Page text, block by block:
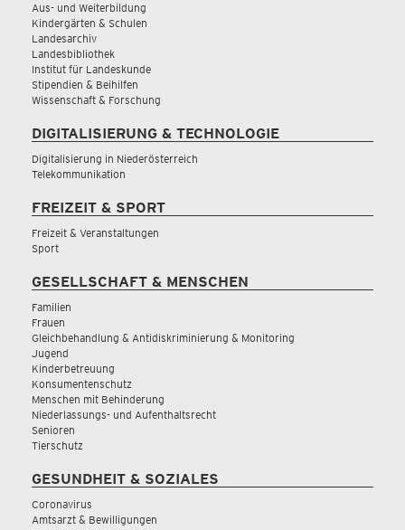
Aus- und Weiterbildung
Kindergärten & Schulen
Landesarchiv
Landesbibliothek
Institut für Landeskunde
Stipendien & Beihilfen
Wissenschaft & Forschung
DIGITALISIERUNG & TECHNOLOGIE
Digitalisierung in Niederösterreich
Telekommunikation
FREIZEIT & SPORT
Freizeit & Veranstaltungen
Sport
GESELLSCHAFT & MENSCHEN
Familien
Frauen
Gleichbehandlung & Antidiskriminierung & Monitoring
Jugend
Kinderbetreuung
Konsumentenschutz
Menschen mit Behinderung
Niederlassungs- und Aufenthaltsrecht
Senioren
Tierschutz
GESUNDHEIT & SOZIALES
Coronavirus
Amtsarzt & Bewilligungen